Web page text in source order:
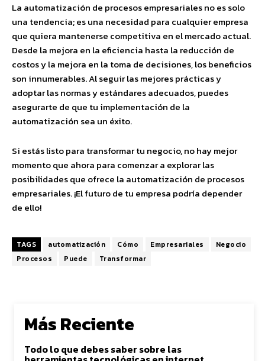
La automatización de procesos empresariales no es solo
una tendencia; es una necesidad para cualquier empresa
que quiera mantenerse competitiva en el mercado actual.
Desde la mejora en la eficiencia hasta la reducción de
costos y la mejora en la toma de decisiones, los beneficios
son innumerables. Al seguir las mejores prácticas y
adoptar las normas y estándares adecuados, puedes
asegurarte de que tu implementación de la
automatización sea un éxito.
Si estás listo para transformar tu negocio, no hay mejor
momento que ahora para comenzar a explorar las
posibilidades que ofrece la automatización de procesos
empresariales. ¡El futuro de tu empresa podría depender
de ello!
TAGS automatización Cómo Empresariales
Negocio
Procesos
Puede Transformar
Más Reciente
Todo lo que debes saber sobre las